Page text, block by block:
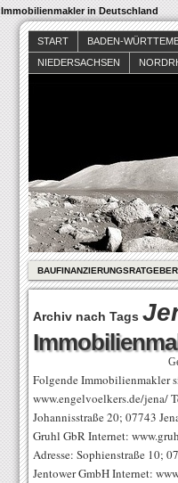
Immobilienmakler in Deutschland
START BADEN-
NIEDERSACHSEN
BAUFINANZIERUNGSRATGEBER
Archiv nach Tags
Folgende Immobilienmakler
www.engelvoelkers.de/jena/
Johannisstraße 20;
Gruhl GbR Internet:
Adresse:
Jentower GmbH Internet: